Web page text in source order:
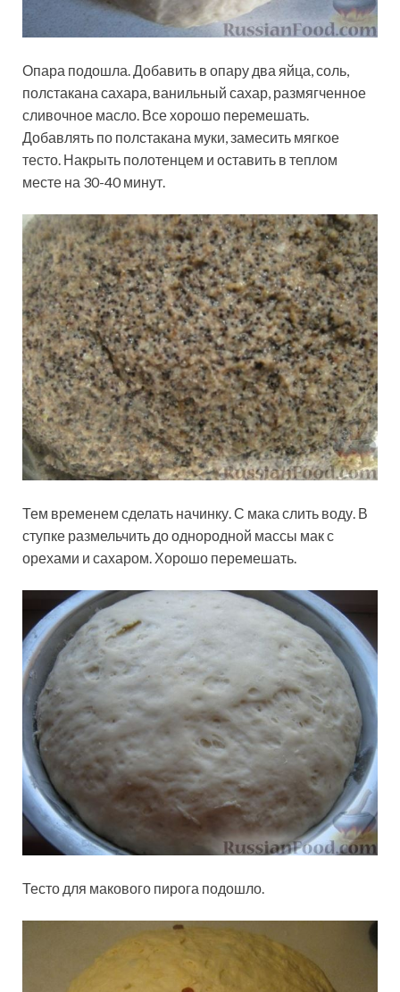
Опара подошла. Добавить в опару два яйца, соль,
полстакана сахара, ванильный сахар, размягченное
сливочное масло. Все хорошо перемешать.
Добавлять по полстакана муки, замесить мягкое
тесто. Накрыть полотенцем и оставить в теплом
месте на 30-40 минут.
Тем временем сделать начинку. С мака слить воду. В
ступке размельчить до однородной массы мак с
орехами и сахаром. Хорошо перемешать.
Тесто для макового пирога подошло.